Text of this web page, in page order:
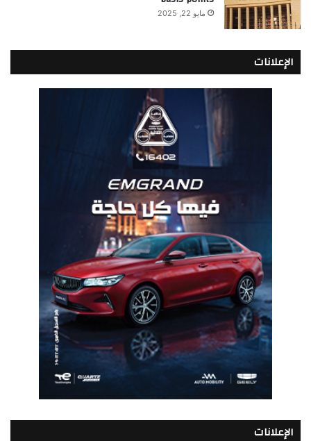
مايو 22, 2025
الإعلانات
الإعلانات